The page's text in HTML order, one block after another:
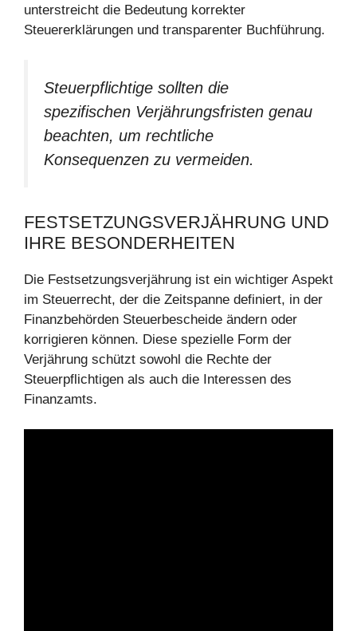
unterstreicht die Bedeutung korrekter
Steuererklärungen und transparenter Buchführung.
Steuerpflichtige sollten die
spezifischen Verjährungsfristen genau
beachten, um rechtliche
Konsequenzen zu vermeiden.
FESTSETZUNGSVERJÄHRUNG UND
IHRE BESONDERHEITEN
Die Festsetzungsverjährung ist ein wichtiger Aspekt
im Steuerrecht, der die Zeitspanne definiert, in der
Finanzbehörden Steuerbescheide ändern oder
korrigieren können. Diese spezielle Form der
Verjährung schützt sowohl die Rechte der
Steuerpflichtigen als auch die Interessen des
Finanzamts.